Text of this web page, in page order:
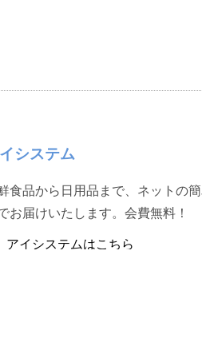
システム
食品から日用品まで、ネットの
お届けいたします。会費無料！
アイシステムはこちら